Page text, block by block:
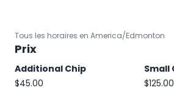
Tous les horaires en America/Edmonton
Prix
Additional Chip
$45.00
Small
$125.00